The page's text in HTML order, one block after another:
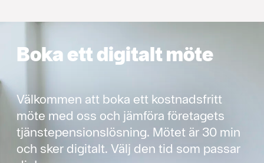
Boka ett digitalt möte
Välkommen att boka ett kostnadsfritt
möte med oss och jämföra företagets
tjänstepensionslösning. Mötet är 30 min
och sker digitalt. Välj den tid som passar